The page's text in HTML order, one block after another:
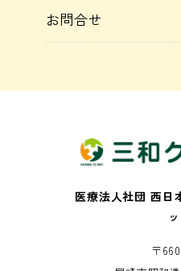
お問合せ
医療法人社団 西日
〒